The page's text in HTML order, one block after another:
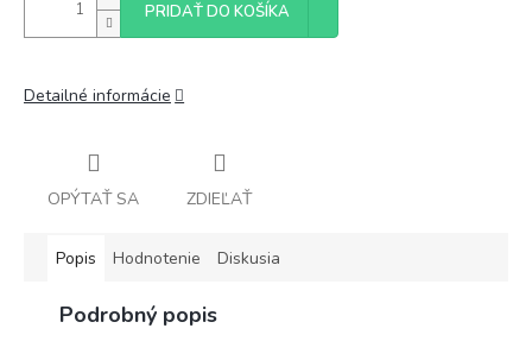
PRIDAŤ DO KOŠÍKA
Detailné informácie
OPÝTAŤ SA ZDIEĽAŤ
Popis Hodnotenie Diskusia
Podrobný popis